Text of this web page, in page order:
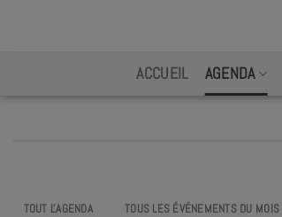
ACCUEIL AGENDA
TOUT L'AGENDA TOUS LES ÉVÉNEMENTS DU MOIS